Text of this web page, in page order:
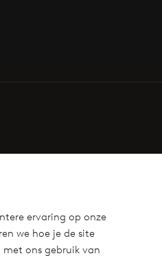
ervaring op onze
we hoe je de site
ons gebruik van